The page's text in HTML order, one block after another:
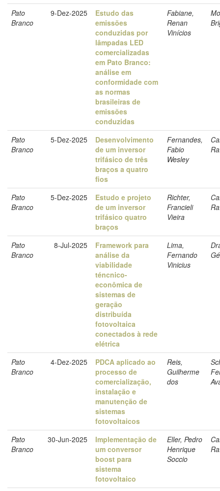
Pato
Branco
9-Dez-2025
Estudo das
emissões
conduzidas por
lâmpadas LED
comercializadas
em Pato Branco:
análise em
conformidade com
as normas
brasileiras de
emissões
conduzidas
Fabiane,
Renan
Vinícios
Pato
Branco
5-Dez-2025
Desenvolvimento
de um inversor
trifásico de três
braços a quatro
fios
Fernandes,
Fabio
Wesley
Pato
Branco
5-Dez-2025
Estudo e projeto
de um inversor
trifásico quatro
braços
Richter,
Francieli
Vieira
Pato
Branco
8-Jul-2025
Framework para
análise da
viabilidade
téncnico-
econômica de
sistemas de
geração
distribuída
fotovoltaica
conectados à rede
elétrica
Lima,
Fernando
Vinicius
Pato
Branco
4-Dez-2025
PDCA aplicado ao
processo de
comercialização,
instalação e
manutenção de
sistemas
fotovoltaicos
Reis,
Guilherme
dos
Pato
Branco
30-Jun-2025
Implementação de
um conversor
boost para
sistema
fotovoltaico
Eller, Pedro
Henrique
Soccio